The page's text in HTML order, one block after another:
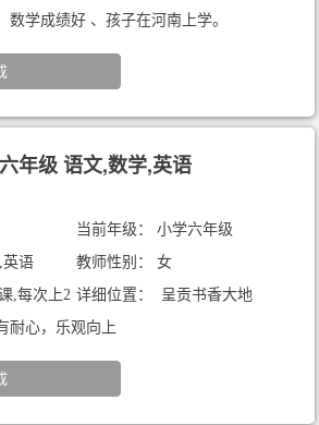
数学成绩好 、孩子在河南上学。
年级 语文,数学,英语
当前年级： 小学六年级
英语
教师性别： 女
,每次上2 详细位置： 呈贡书香大地
耐心，乐观向上